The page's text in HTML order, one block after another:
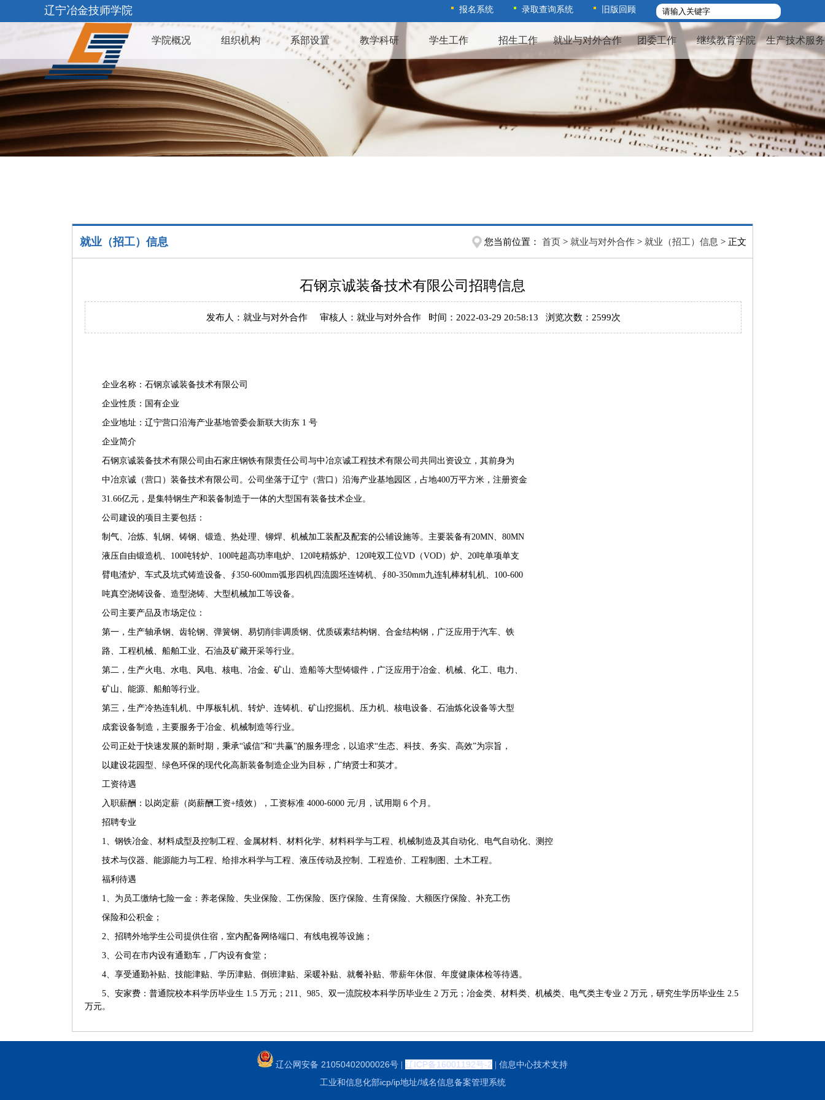
辽宁冶金技师学院 报名系统 录取查询系统 旧版回顾
学院概况 组织机构 系部设置 教学科研 学生工作 招生工作 就业与对外合作 团委工作 继续教育学院 生产技术服务
就业（招工）信息 您当前位置： 首页 > 就业与对外合作 > 就业（招工）信息 > 正文
石钢京诚装备技术有限公司招聘信息
发布人：就业与对外合作 审核人：就业与对外合作 时间：2022-03-29 20:58:13 浏览次数： 2599次
企业名称：石钢京诚装备技术有限公司
企业性质：国有企业
企业地址：辽宁营口沿海产业基地管委会新联大街东 1 号
企业简介
石钢京诚装备技术有限公司由石家庄钢铁有限责任公司与中冶京诚工程技术有限公司共同出资设立，其前身为
中冶京诚（营口）装备技术有限公司。公司坐落于辽宁（营口）沿海产业基地园区，占地400万平方米，注册资金
31.66亿元，是集特钢生产和装备制造于一体的大型国有装备技术企业。
公司建设的项目主要包括：
制气、冶炼、轧钢、铸钢、锻造、热处理、铆焊、机械加工装配及配套的公辅设施等。主要装备有20MN、80MN
液压自由锻造机、100吨转炉、100吨超高功率电炉、120吨精炼炉、120吨双工位VD（VOD）炉、20吨单项单支
臂电渣炉、车式及坑式铸造设备、∮350-600mm弧形四机四流圆坯连铸机、∮80-350mm九连轧棒材轧机、100-600
吨真空浇铸设备、造型浇铸、大型机械加工等设备。
公司主要产品及市场定位：
第一，生产轴承钢、齿轮钢、弹簧钢、易切削非调质钢、优质碳素结构钢、合金结构钢，广泛应用于汽车、铁
路、工程机械、船舶工业、石油及矿藏开采等行业。
第二，生产火电、水电、风电、核电、冶金、矿山、造船等大型铸锻件，广泛应用于冶金、机械、化工、电力、
矿山、能源、船舶等行业。
第三，生产冷热连轧机、中厚板轧机、转炉、连铸机、矿山挖掘机、压力机、核电设备、石油炼化设备等大型
成套设备制造，主要服务于冶金、机械制造等行业。
公司正处于快速发展的新时期，秉承“诚信”和“共赢”的服务理念，以追求“生态、科技、务实、高效”为宗旨，
以建设花园型、绿色环保的现代化高新装备制造企业为目标，广纳贤士和英才。
工资待遇
入职薪酬：以岗定薪（岗薪酬工资+绩效），工资标准 4000-6000 元/月，试用期 6 个月。
招聘专业
1、钢铁冶金、材料成型及控制工程、金属材料、材料化学、材料科学与工程、机械制造及其自动化、电气自动化、测控
技术与仪器、能源能力与工程、给排水科学与工程、液压传动及控制、工程造价、工程制图、土木工程。
福利待遇
1、为员工缴纳七险一金：养老保险、失业保险、工伤保险、医疗保险、生育保险、大额医疗保险、补充工伤
保险和公积金；
2、招聘外地学生公司提供住宿，室内配备网络端口、有线电视等设施；
3、公司在市内设有通勤车，厂内设有食堂；
4、享受通勤补贴、技能津贴、学历津贴、倒班津贴、采暖补贴、就餐补贴、带薪年休假、年度健康体检等待遇。
5、安家费：普通院校本科学历毕业生 1.5 万元；211、985、双一流院校本科学历毕业生 2 万元；冶金类、材料类、机械类、电气类主专业 2 万元，研究生学历毕业生 2.5
万元。
辽公网安备 21050402000026号 辽ICP备16001192号-2 | 信息中心技术支持
工业和信息化部icp/ip地址/域名信息备案管理系统